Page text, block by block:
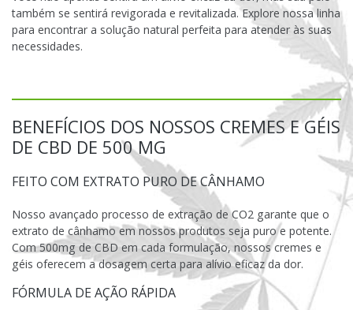
também se sentirá revigorada e revitalizada. Explore nossa linha
para encontrar a solução natural perfeita para atender às suas
necessidades.
BENEFÍCIOS DOS NOSSOS CREMES E GÉIS
DE CBD DE 500 MG
FEITO COM EXTRATO PURO DE CÂNHAMO
Nosso avançado processo de extração de CO2 garante que o
extrato de cânhamo em nossos produtos seja puro e potente.
Com 500mg de CBD em cada formulação, nossos cremes e
géis oferecem a dosagem certa para alívio eficaz da dor.
FÓRMULA DE AÇÃO RÁPIDA